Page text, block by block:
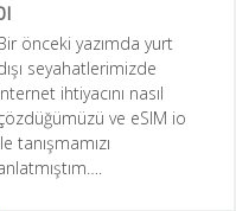
önceki yazımda yurt
seyahatlerimizde
ihtiyacını nasıl
ve eSIM io
tanışmamızı